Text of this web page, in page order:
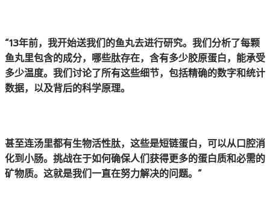
“13年前，我开始送我们的鱼丸去进行研究。我们分析了每颗
鱼丸里包含的成分，哪些肽存在，含有多少胶原蛋白，能承受
多少温度。我们讨论了所有这些细节，包括精确的数字和统计
数据，以及背后的科学原理。
甚至连汤里都有生物活性肽，这些是短链蛋白，可以从口腔消
化到小肠。挑战在于如何确保人们获得更多的蛋白质和必需的
矿物质。这就是我们一直在努力解决的问题。”